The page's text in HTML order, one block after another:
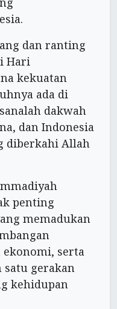
dan ranting
Hari
kekuatan
ada di
dakwah
dan Indonesia
diberkahi Allah
penting
memadukan
ekonomi, serta
satu gerakan
kehidupan